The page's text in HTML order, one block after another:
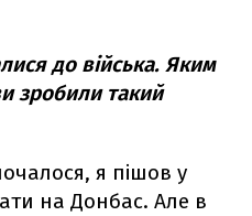
до війська. Яким
зробили такий
я пішов у
на Донбас. Але в